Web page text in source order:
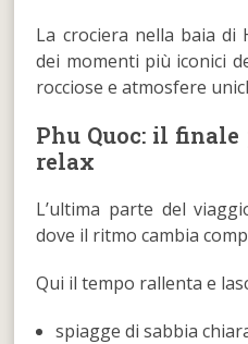
La crociera nella baia
dei momenti più iconici
rocciose e atmosfere
Phu Quoc: il
relax
L’ultima parte del
dove il ritmo cambia
Qui il tempo rallenta e
spiagge di sabbia